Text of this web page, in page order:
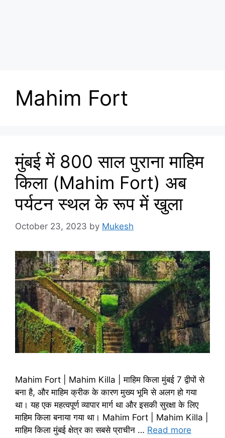
Mahim Fort
मुंबई में 800 साल पुराना माहिम
किला (Mahim Fort) अब
पर्यटन स्थल के रूप में खुला
October 23, 2023 by Mukesh
Mahim Fort | Mahim Killa | माहिम किला मुंबई 7 द्वीपों से
बना है, और माहिम क्रीक के कारण मुख्य भूमि से अलग हो गया
था। यह एक महत्वपूर्ण व्यापार मार्ग था और इसकी सुरक्षा के लिए
माहिम किला बनाया गया था। Mahim Fort | Mahim Killa |
माहिम किला मुंबई क्षेत्र का सबसे प्राचीन … Read more